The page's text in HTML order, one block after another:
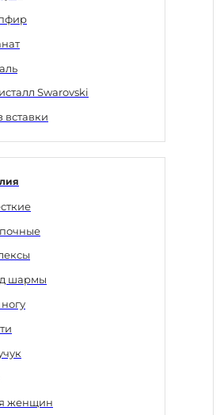
Swarovski
вставки
шармы
женщин